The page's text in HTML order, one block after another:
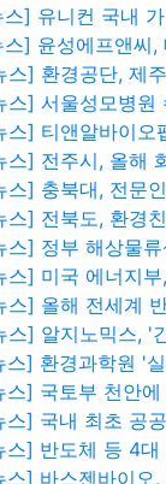
] 유니컨 국내
] 윤성에프앤씨
] 환경공단, 제
스] 서울성모병
스] 티앤알바이
스] 전주시, 올해
스] 충북대, 전문
스] 전북도, 환경
스] 정부 해상물
스] 미국 에너지
스] 올해 전세계
스] 알지노믹스, '
스] 환경과학원 '
스] 국토부 천안
스] 국내 최초 공
스] 반도체 등 4
스] 바스젠바이